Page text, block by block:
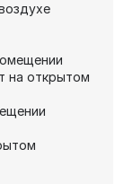
на открытом